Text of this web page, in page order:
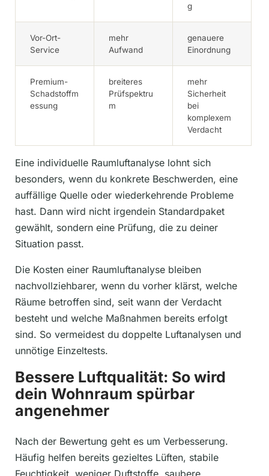
g
Vor-Ort-
Service
mehr
Aufwand
genauere
Einordnung
Premium-
Schadstoffm
essung
breiteres
Prüfspektru
m
mehr
Sicherheit
bei
komplexem
Verdacht
Eine individuelle Raumluftanalyse lohnt sich
besonders, wenn du konkrete Beschwerden, eine
auffällige Quelle oder wiederkehrende Probleme
hast. Dann wird nicht irgendein Standardpaket
gewählt, sondern eine Prüfung, die zu deiner
Situation passt.
Die Kosten einer Raumluftanalyse bleiben
nachvollziehbarer, wenn du vorher klärst, welche
Räume betroffen sind, seit wann der Verdacht
besteht und welche Maßnahmen bereits erfolgt
sind. So vermeidest du doppelte Luftanalysen und
unnötige Einzeltests.
Bessere Luftqualität: So wird
dein Wohnraum spürbar
angenehmer
Nach der Bewertung geht es um Verbesserung.
Häufig helfen bereits gezieltes Lüften, stabile
Feuchtigkeit, weniger Duftstoffe, saubere